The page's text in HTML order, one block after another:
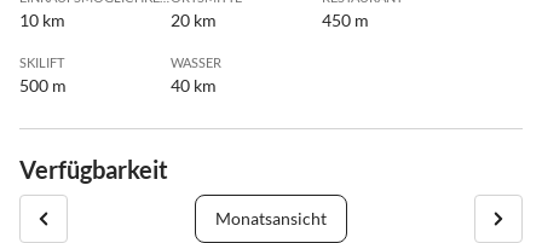
10 km 20 km 450 m
SKILIFT
500 m
WASSER
40 km
Verfügbarkeit
Monatsansicht